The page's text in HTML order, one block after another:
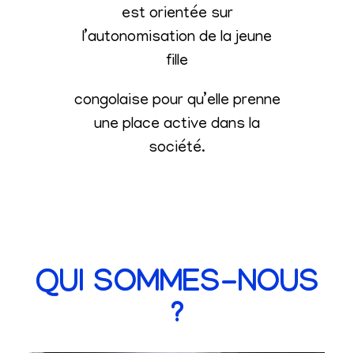
est orientée sur
l’autonomisation de la jeune
fille
congolaise pour qu’elle prenne
une place active dans la
société.
QUI SOMMES-NOUS
?